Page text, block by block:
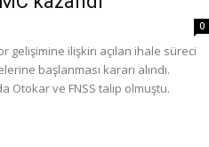
0
gelişimine ilişkin açılan ihale süreci
başlanması kararı alındı.
Otokar ve FNSS talip olmuştu.